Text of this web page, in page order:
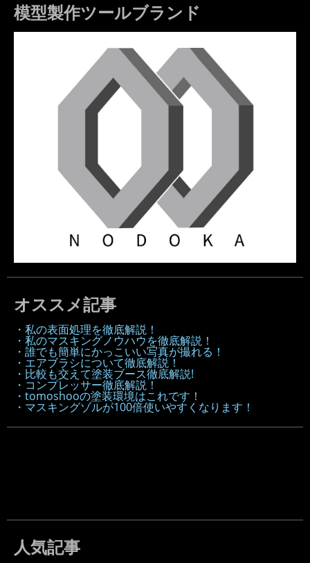
模型製作ツールブランド
オススメ記事
・私の表面処理を徹底解説！
・私のマスキングノウハウを徹底解説！
・誰でも簡単にかっこいい写真が撮れる！
・エアブラシについて徹底解説！
・比較も交えて塗装ブース徹底解説!
・コンプレッサー徹底解説！
・tomoshooの塗装環境はこれです！
・マスキングゾルが100倍使いやすくなります！
人気記事